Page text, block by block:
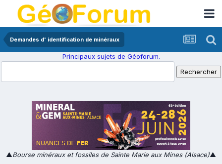
Demandes d' identification de minéraux
Principaux sujets de Géoforum.
▲Bourse minéraux et fossiles de Sainte Marie aux Mines (Alsace)▲